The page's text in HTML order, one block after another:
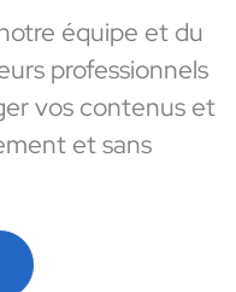
équipe et du
professionnels
vos contenus et
et sans